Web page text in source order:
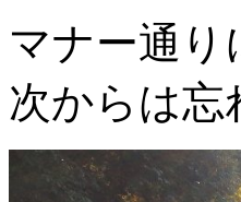
マナー通
次からは忘